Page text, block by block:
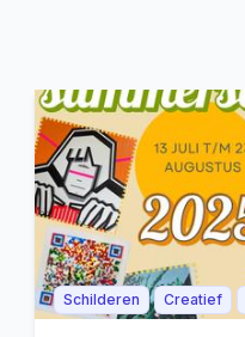
Schilderen Creatief